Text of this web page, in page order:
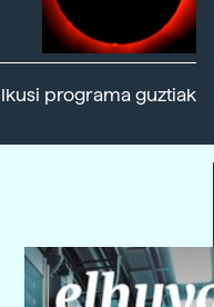
Ikusi programa guztiak